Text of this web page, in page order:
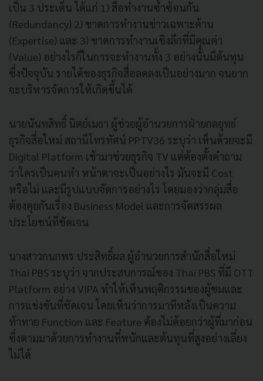
เป็น 3 ประเด็น ได้แก่ 1) สื่อทำงานซ้ำซ้อนกัน
(Redundancy) 2) ขาดการทำงานข่าวเฉพาะด้าน
(Expertise) และ 3) ขาดการทำงานเชิงลึกที่มีคุณค่า
(Value) อย่างไรก็ในการจะทำงานทั้ง 3 อย่างนั้นมีต้นทุน
ซึ่งปัจจุบัน รายได้ของธุรกิจสื่อลดลงเป็นอย่างมาก จนยาก
จะบริหารจัดการให้เกิดขึ้นได้
นายนันทสิทธิ์ นิตย์เมธา ผู้ช่วยผู้อำนวยการฝ่ายกลยุทธ์
ธุรกิจสื่อใหม่ สถานีโทรทัศน์ PPTV36 ระบุว่า เห็นด้วยจะมี
Digital Platform เข้ามาช่วยธุรกิจ TV แต่ต้องตั้งคำถาม
ว่าใครเป็นคนทำ หน้าตาจะเป็นอย่างไร มันจะมี Cost
หรือไม่ และมีรูปแบบจัดการอย่างไร โดยมองว่ากลุ่มสื่อ
ต้องคุยกันเรื่อง Business Model และการจัดสรรผล
ประโยชน์ที่ชัดเจน
นางสาวกนกพร ประสิทธิ์ผล ผู้อำนวยการสำนักสื่อใหม่
Thai PBS ระบุว่า จากประสบการณ์ของ Thai PBS ที่มี OTT
Platform อย่าง VIPA ทำให้เห็นพฤติกรรมของผู้ชมและ
การแข่งขันที่ชัดเจน โดยเห็นว่าการมาทีหลังเป็นความ
ท้าทาย Function และ Feature ต้องไม่ด้อยกว่าผู้ที่มาก่อน
ซึ่งตามมาด้วยการทำงานที่หนักและต้นทุนที่สูงอย่างเลี่ยง
ไม่ได้